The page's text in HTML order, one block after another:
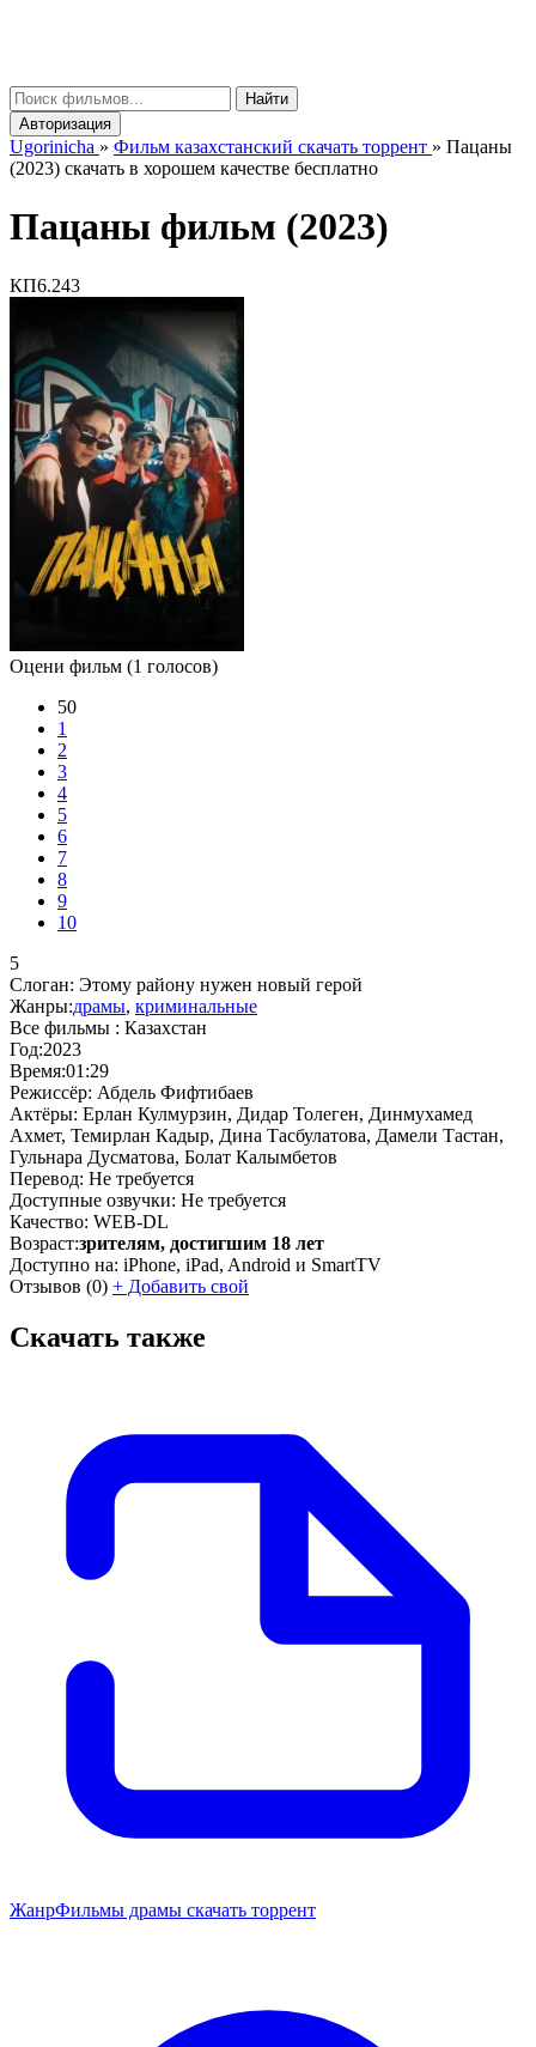
Найти
Авторизация
Ugorinicha » Фильм казахстанский скачать торрент » Пацаны
(2023) скачать в хорошем качестве бесплатно
Пацаны фильм (2023)
КП6.243
Оцени фильм (1 голосов)
50
1
2
3
4
5
6
7
8
9
10
5
Слоган: Этому району нужен новый герой
Жанры:драмы, криминальные
Все фильмы : Казахстан
Год:2023
Время:01:29
Режиссёр: Абдель Фифтибаев
Актёры: Ерлан Кулмурзин, Дидар Толеген, Динмухамед
Ахмет, Темирлан Кадыр, Дина Тасбулатова, Дамели Тастан,
Гульнара Дусматова, Болат Калымбетов
Перевод: Не требуется
Доступные озвучки: Не требуется
Качество: WEB-DL
Возраст:зрителям, достигшим 18 лет
Доступно на: iPhone, iPad, Android и SmartTV
Отзывов (0) + Добавить свой
Скачать также
ЖанрФильмы драмы скачать торрент